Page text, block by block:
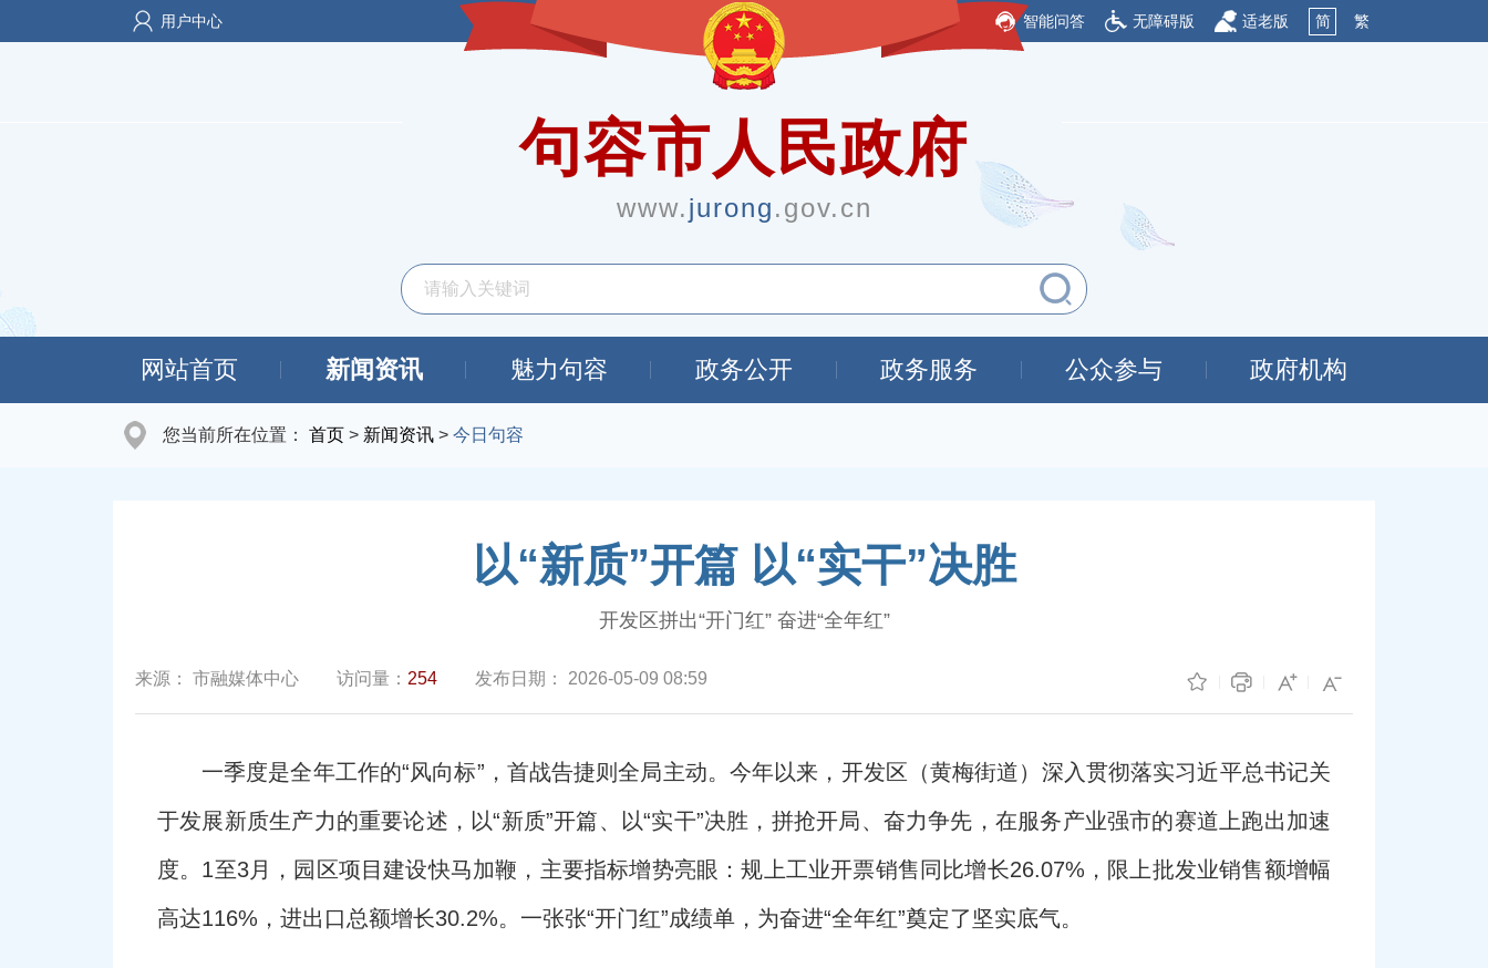
用户中心 智能问答 无障碍版 适老版 简 繁
句容市人民政府
www.jurong.gov.cn
网站首页 新闻资讯 魅力句容 政务公开 政务服务 公众参与 政府机构
您当前所在位置： 首页 > 新闻资讯 > 今日句容
以“新质”开篇 以“实干”决胜
开发区拼出“开门红” 奋进“全年红”
来源： 市融媒体中心 访问量： 254 发布日期： 2026-05-09 08:59
一季度是全年工作的“风向标”，首战告捷则全局主动。今年以来，开发区（黄梅街道）深入贯彻落实习近平总书记关
于发展新质生产力的重要论述，以“新质”开篇、以“实干”决胜，拼抢开局、奋力争先，在服务产业强市的赛道上跑出加速
度。1至3月，园区项目建设快马加鞭，主要指标增势亮眼：规上工业开票销售同比增长26.07%，限上批发业销售额增幅
高达116%，进出口总额增长30.2%。一张张“开门红”成绩单，为奋进“全年红”奠定了坚实底气。